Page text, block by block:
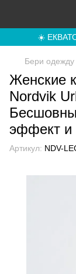
☀️
Бери одежду
Женские
Nordvik
эффект и
Артикул: NDV-